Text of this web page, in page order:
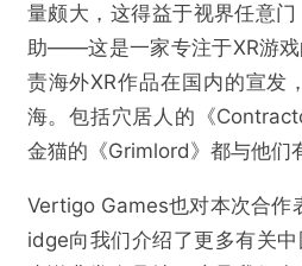
量颇大，这得益于视界任意
助——这是一家专注于XR游戏
责海外XR作品在国内的宣发
海。包括穴居人的《
金猫的《Grimlord》都与他们
Vertigo Games也对本次合作
idge向我们介绍了更多有关